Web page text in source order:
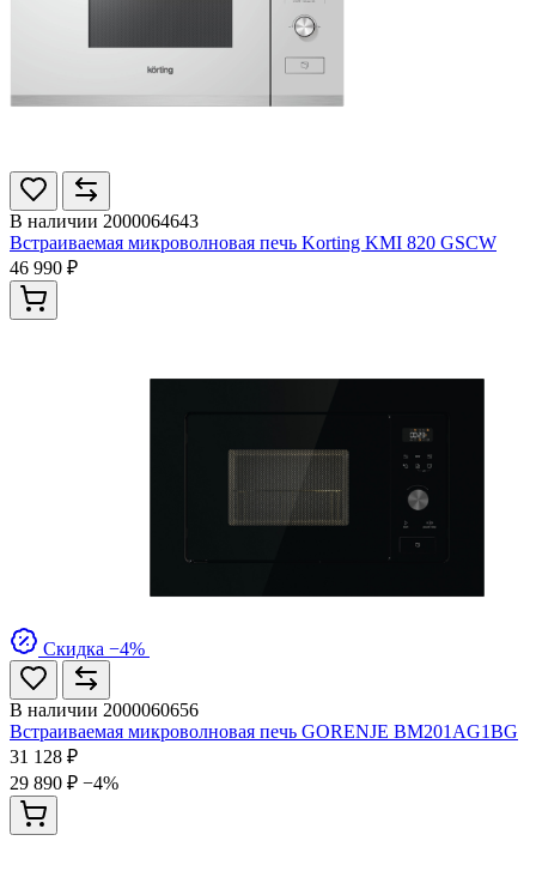
В наличии 2000064643
Встраиваемая микроволновая печь Korting KMI 820 GSCW
46 990 ₽
Скидка −4%
В наличии 2000060656
Встраиваемая микроволновая печь GORENJE BM201AG1BG
31 128 ₽
29 890 ₽ −4%